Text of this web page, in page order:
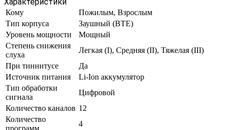
Характеристики
Кому
Пожилым, Взрослым
Тип корпуса
Заушный (BTE)
Уровень мощности
Мощный
Степень снижения
слуха
Легкая (I), Средняя (II), Тяжелая (III)
При тиннитусе
Да
Источник питания
Li-Ion аккумулятор
Тип обработки
сигнала
Цифровой
Количество каналов 12
Количество
4